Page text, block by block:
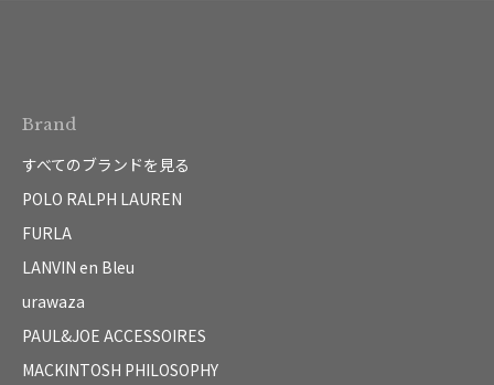
Brand
すべてのブランドを見る
POLO RALPH LAUREN
FURLA
LANVIN en Bleu
urawaza
PAUL&JOE ACCESSOIRES
MACKINTOSH PHILOSOPHY